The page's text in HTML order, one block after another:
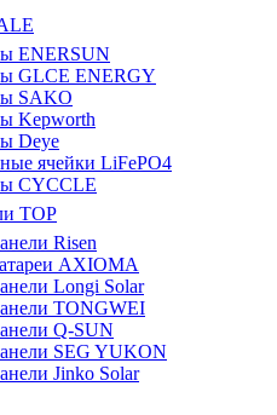
ENERSUN
GLCE ENERGY
SAKO
Kepworth
Deye
ячейки LiFePO4
CYCCLE
TOP
Risen
AXIOMA
Longi Solar
TONGWEI
Q-SUN
SEG YUKON
Jinko Solar